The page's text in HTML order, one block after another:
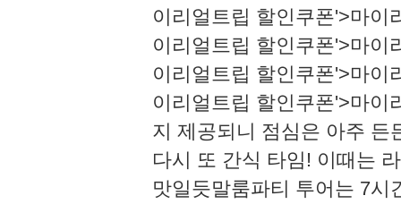
이리얼트립 할인쿠폰'>마이
이리얼트립 할인쿠폰'>마이
이리얼트립 할인쿠폰'>마이
이리얼트립 할인쿠폰'>마이
지 제공되니 점심은 아주 든
다시 또 간식 타임! 이때는
맛일듯​​말룸파티 투어는 7시